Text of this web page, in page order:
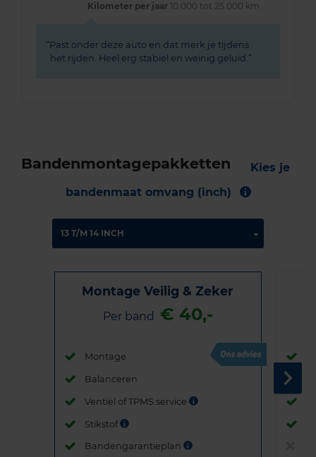
Kilometer per jaar 10.000 tot 25.000 km
Past onder deze auto en dat merk je tijdens
het rijden. Heel erg stabiel en weinig geluid.
Bandenmontagepakketten
Kies je
bandenmaat omvang (inch)
Montage Veilig & Zeker
Per band € 40,-
Montage
Balanceren
Ventiel of TPMS service
Stikstof
Bandengarantieplan